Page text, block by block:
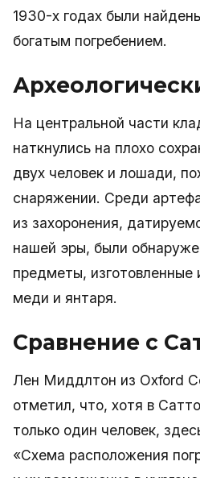
1930-х годах были
богатым погребением.
На центральной части
наткнулись на плохо
двух человек и лошади,
снаряжении. Среди
из захоронения,
нашей эры, были
предметы, изготовленные
меди и янтаря.
Сравнение с
Лен Миддлтон из Oxford
отметил, что, хотя в
только один человек,
«Схема расположения